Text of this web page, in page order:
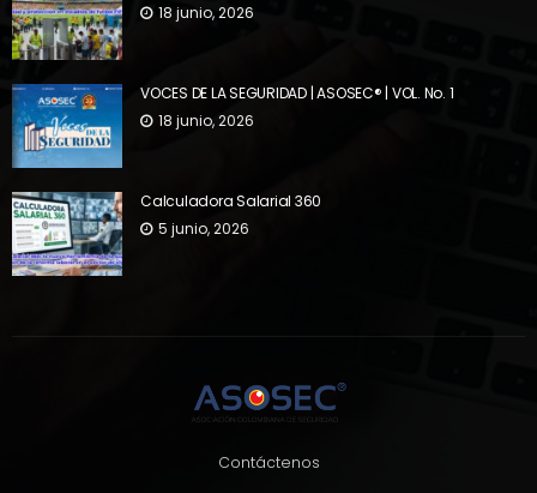
18 junio, 2026
VOCES DE LA SEGURIDAD | ASOSEC® | VOL. No. 1
18 junio, 2026
Calculadora Salarial 360
5 junio, 2026
Contáctenos